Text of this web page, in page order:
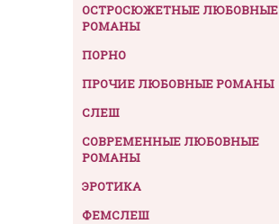
ОСТРОСЮЖЕТНЫЕ ЛЮБОВНЫЕ
РОМАНЫ
ПОРНО
ПРОЧИЕ ЛЮБОВНЫЕ РОМАНЫ
СЛЕШ
СОВРЕМЕННЫЕ ЛЮБОВНЫЕ
РОМАНЫ
ЭРОТИКА
ФЕМСЛЕШ